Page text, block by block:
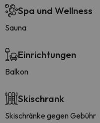
Spa und Wellness
Sauna
Einrichtungen
Balkon
Skischrank
Skischränke gegen Gebühr